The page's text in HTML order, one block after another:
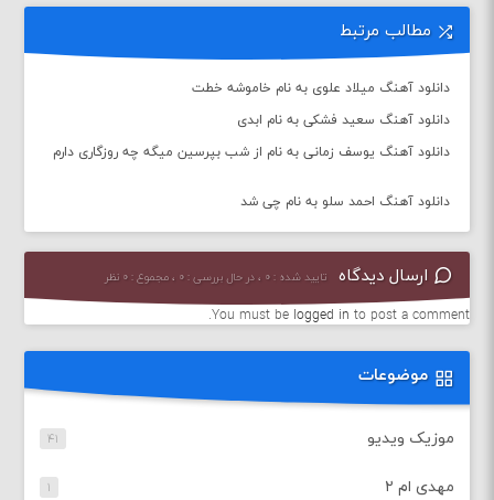
مطالب مرتبط
دانلود آهنگ میلاد علوی به نام خاموشه خطت
دانلود آهنگ سعید فشکی به نام ابدی
دانلود آهنگ یوسف زمانی به نام از شب بپرسین میگه چه روزگاری دارم
دانلود آهنگ احمد سلو به نام چی شد
ارسال دیدگاه تایید شده : ۰ ، در حال بررسی : ۰ ، مجموع : ۰ نظر
You must be logged in to post a comment.
موضوعات
موزیک ویدیو ۴۱
مهدی ام ۲ ۱